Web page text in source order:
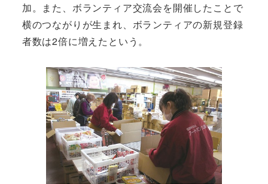
加。また、ボランティア交流会を開催したことで
横のつながりが生まれ、ボランティアの新規登録
者数は2倍に増えたという。